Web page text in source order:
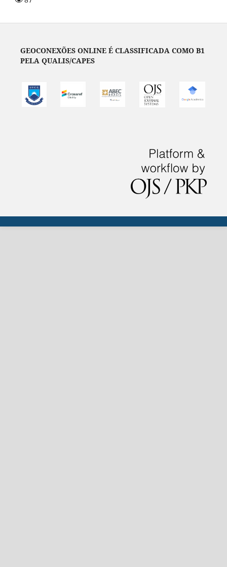
GEOCONEXÕES ONLINE É CLASSIFICADA COMO B1
PELA QUALIS/CAPES